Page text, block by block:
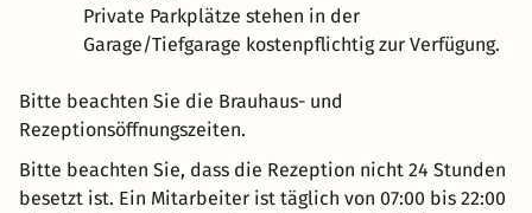
Private Parkplätze stehen in der
Garage/Tiefgarage kostenpflichtig zur Verfügung.
Bitte beachten Sie die Brauhaus- und
Rezeptionsöffnungszeiten.
Bitte beachten Sie, dass die Rezeption nicht 24 Stunden
besetzt ist. Ein Mitarbeiter ist täglich von 07:00 bis 22:00